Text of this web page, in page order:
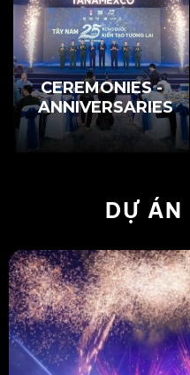
CEREMONIES -
ANNIVERSARIES
DỰ ÁN